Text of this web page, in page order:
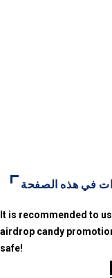
في هذه الصفحة
It is recommended to
airdrop candy
safe!